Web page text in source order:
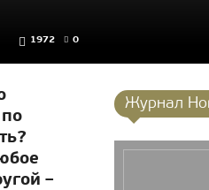
1972 0
–
Журнал